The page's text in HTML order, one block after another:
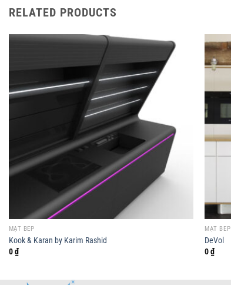
RELATED PRODUCTS
MẶT BẾP
Kook & Karan by Karim Rashid
0₫
MẶT BẾP
DeVol
0₫